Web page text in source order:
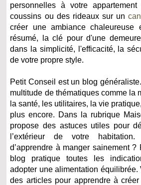
personnelles à votre
coussins ou des rideaux sur un
créer une ambiance chaleureuse
résumé, la clé pour d'une
dans la simplicité, l'efficacité, la
de votre propre style.
Petit Conseil est un blog
multitude de thématiques comme la
la santé, les utilitaires, la vie
plus encore. Dans la rubrique
propose des astuces utiles pour
l’extérieur de votre
d’apprendre à manger sainement ?
blog pratique toutes les
adopter une alimentation équilibrée.
des articles pour apprendre à